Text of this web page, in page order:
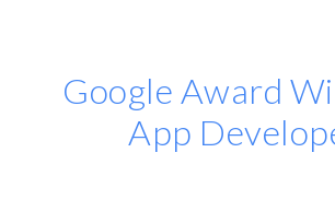
Google Award
App